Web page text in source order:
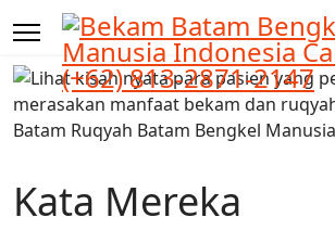
Kata Mereka